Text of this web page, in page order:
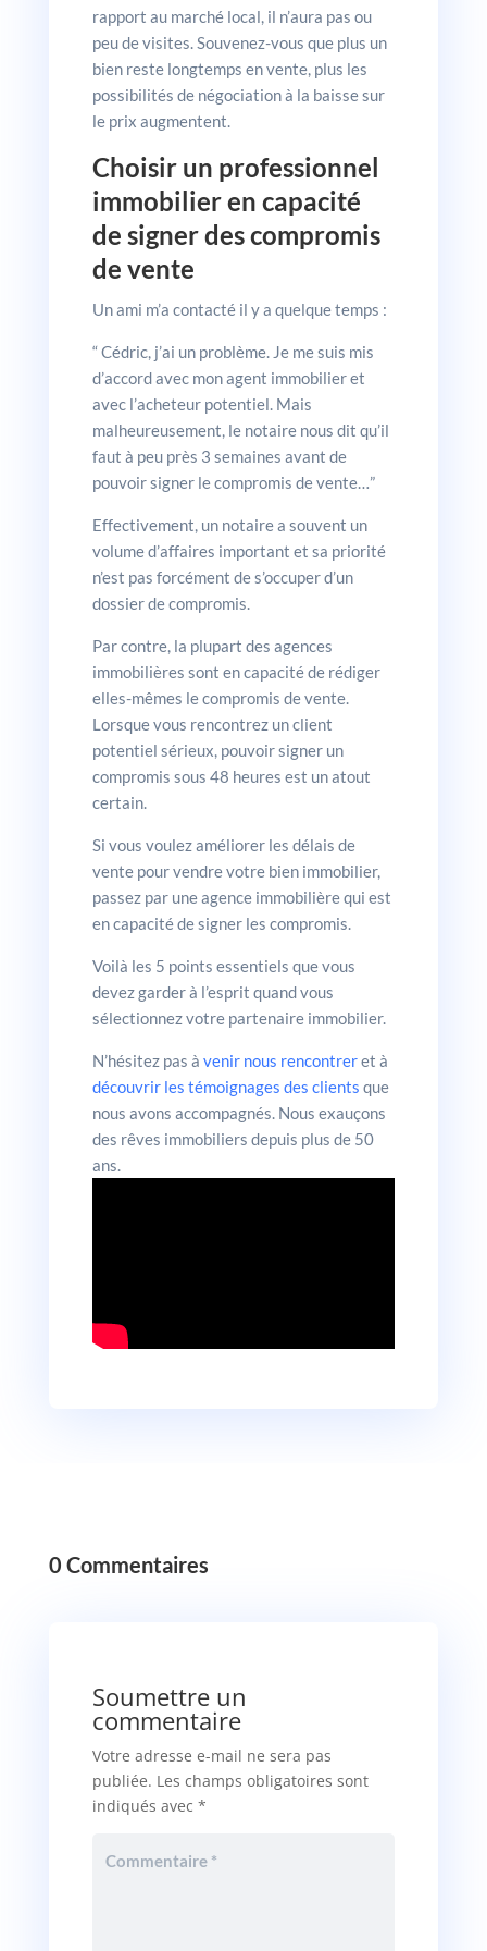
rapport au marché local, il n’aura pas ou
peu de visites. Souvenez-vous que plus un
bien reste longtemps en vente, plus les
possibilités de négociation à la baisse sur
le prix augmentent.
Choisir un professionnel
immobilier en capacité
de signer des compromis
de vente
Un ami m’a contacté il y a quelque temps :
“ Cédric, j’ai un problème. Je me suis mis
d’accord avec mon agent immobilier et
avec l’acheteur potentiel. Mais
malheureusement, le notaire nous dit qu’il
faut à peu près 3 semaines avant de
pouvoir signer le compromis de vente…”
Effectivement, un notaire a souvent un
volume d’affaires important et sa priorité
n’est pas forcément de s’occuper d’un
dossier de compromis.
Par contre, la plupart des agences
immobilières sont en capacité de rédiger
elles-mêmes le compromis de vente.
Lorsque vous rencontrez un client
potentiel sérieux, pouvoir signer un
compromis sous 48 heures est un atout
certain.
Si vous voulez améliorer les délais de
vente pour vendre votre bien immobilier,
passez par une agence immobilière qui est
en capacité de signer les compromis.
Voilà les 5 points essentiels que vous
devez garder à l’esprit quand vous
sélectionnez votre partenaire immobilier.
N’hésitez pas à venir nous rencontreret à
découvrir les témoignages des clients que
nous avons accompagnés. Nous exauçons
des rêves immobiliers depuis plus de 50
ans.
0 Commentaires
Soumettre un
commentaire
Votre adresse e-mail ne sera pas
publiée. Les champs obligatoires sont
indiqués avec *